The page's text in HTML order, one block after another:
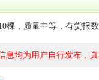
棵，质量中等，有货报
息均为用户自行发布，